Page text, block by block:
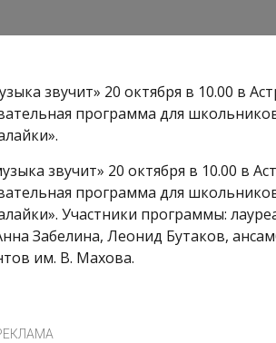
звучит» 20 октября в 10.00 в
программа для
звучит» 20 октября в 10.00 в
программа для
Участники программы:
Забелина, Леонид Бутаков,
им. В. Махова.